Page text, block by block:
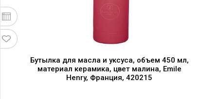
Бутылка для масла и уксуса, объем 450 мл,
материал керамика, цвет малина, Emile
Henry, Франция, 420215